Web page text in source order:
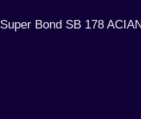
Super Bond SB 178